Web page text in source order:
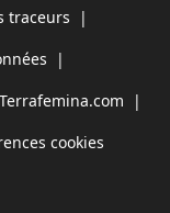
traceurs |
|
|
cookies